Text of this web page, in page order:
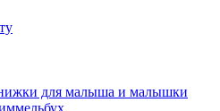
для малыша и малышки